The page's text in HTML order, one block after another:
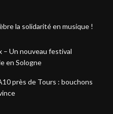
la solidarité en musique !
– Un nouveau festival
en Sologne
près de Tours : bouchons